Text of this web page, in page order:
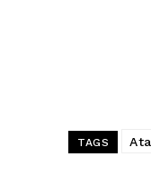
TAGS